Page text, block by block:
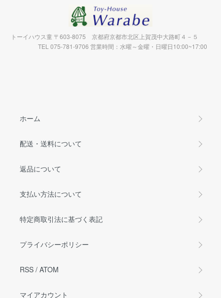
トーイハウス童 〒603-8075 京都府京都市北区上賀茂中大路町４－５
TEL 075-781-9706 営業時間：水曜～金曜・日曜日10:00~17:00
ホーム
配送・送料について
返品について
支払い方法について
特定商取引法に基づく表記
プライバシーポリシー
RSS / ATOM
マイアカウント